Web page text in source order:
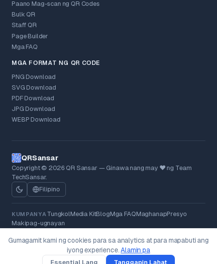
Paano Mag-scan ng QR Codes
Bulk QR
Staff QR
Page Builder
Mga FAQ
MGA FORMAT NG QR CODE
PNG Download
SVG Download
PDF Download
JPG Download
WEBP Download
QRSansar
Copyright © 2026 QR Sansar — Ginawa nang may ❤ ng Team
TechSansar.
Filipino
KUMPANYA TungkolMedia KitBlogMga FAQMaghanapPresyo
Makipag-ugnayan
Mga CookiePagtanggal ng Data
v0.23.0
I-scan Mga Uri Mga Solusyon
Gumagamit kami ng cookies para sa analytics at para mapabuti ang
iyong experience.Alamin pa
Essential Lang Tanggapin Lahat